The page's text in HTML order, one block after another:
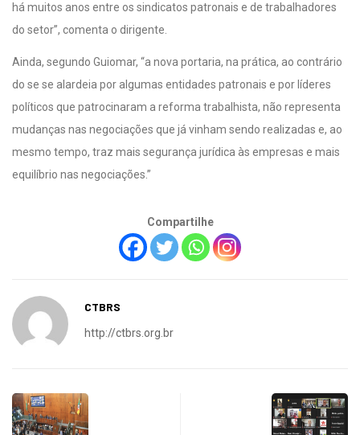
há muitos anos entre os sindicatos patronais e de trabalhadores
do setor”, comenta o dirigente.
Ainda, segundo Guiomar, “a nova portaria, na prática, ao contrário
do se se alardeia por algumas entidades patronais e por líderes
políticos que patrocinaram a reforma trabalhista, não representa
mudanças nas negociações que já vinham sendo realizadas e, ao
mesmo tempo, traz mais segurança jurídica às empresas e mais
equilíbrio nas negociações.”
Compartilhe
CTBRS
http://ctbrs.org.br